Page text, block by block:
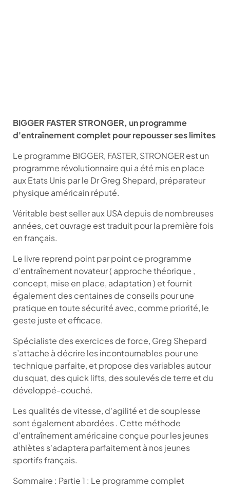
BIGGER FASTER STRONGER, un programme
d'entraînement complet pour repousser ses limites
Le programme BIGGER, FASTER, STRONGER est un
programme révolutionnaire qui a été mis en place
aux Etats Unis par le Dr Greg Shepard, préparateur
physique américain réputé.
Véritable best seller aux USA depuis de nombreuses
années, cet ouvrage est traduit pour la première fois
en français.
Le livre reprend point par point ce programme
d'entraînement novateur ( approche théorique ,
concept, mise en place, adaptation ) et fournit
également des centaines de conseils pour une
pratique en toute sécurité avec, comme priorité, le
geste juste et efficace.
Spécialiste des exercices de force, Greg Shepard
s’attache à décrire les incontournables pour une
technique parfaite, et propose des variables autour
du squat, des quick lifts, des soulevés de terre et du
développé-couché.
Les qualités de vitesse, d'agilité et de souplesse
sont également abordées . Cette méthode
d'entraînement américaine conçue pour les jeunes
athlètes s'adaptera parfaitement à nos jeunes
sportifs français.
Sommaire : Partie 1 : Le programme complet